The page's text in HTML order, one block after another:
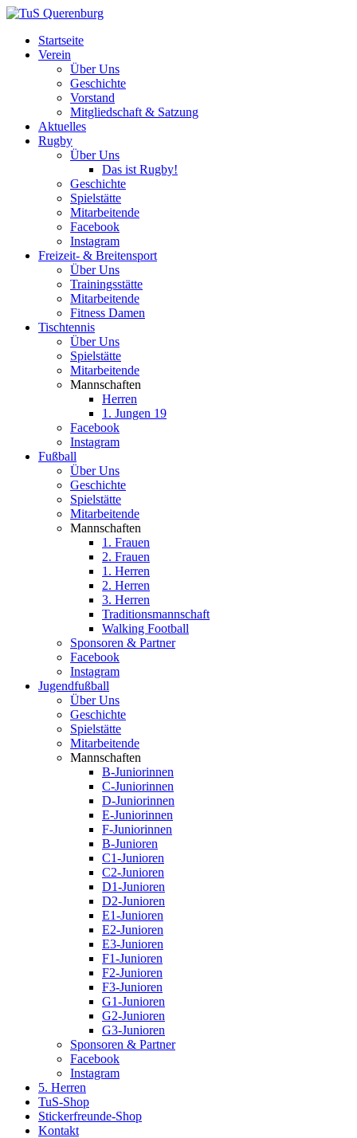
Startseite
Verein
Über Uns
Geschichte
Vorstand
Mitgliedschaft & Satzung
Aktuelles
Rugby
Über Uns
Das ist Rugby!
Geschichte
Spielstätte
Mitarbeitende
Facebook
Instagram
Freizeit- & Breitensport
Über Uns
Trainingsstätte
Mitarbeitende
Fitness Damen
Tischtennis
Über Uns
Spielstätte
Mitarbeitende
Mannschaften
Herren
1. Jungen 19
Facebook
Instagram
Fußball
Über Uns
Geschichte
Spielstätte
Mitarbeitende
Mannschaften
1. Frauen
2. Frauen
1. Herren
2. Herren
3. Herren
Traditionsmannschaft
Walking Football
Sponsoren & Partner
Facebook
Instagram
Jugendfußball
Über Uns
Geschichte
Spielstätte
Mitarbeitende
Mannschaften
B-Juniorinnen
C-Juniorinnen
D-Juniorinnen
E-Juniorinnen
F-Juniorinnen
B-Junioren
C1-Junioren
C2-Junioren
D1-Junioren
D2-Junioren
E1-Junioren
E2-Junioren
E3-Junioren
F1-Junioren
F2-Junioren
F3-Junioren
G1-Junioren
G2-Junioren
G3-Junioren
Sponsoren & Partner
Facebook
Instagram
5. Herren
TuS-Shop
Stickerfreunde-Shop
Kontakt